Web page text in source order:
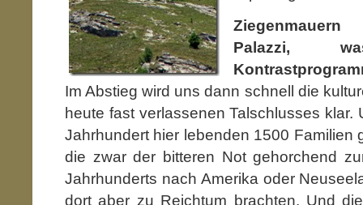
Palazzi,
Im Abstieg wird uns dann schnell die
heute fast verlassenen Talschlusses klar.
Jahrhundert hier lebenden 1500 Familien
die zwar der bitteren Not gehorchend
Jahrhunderts nach Amerika oder
dort aber zu Reichtum brachten. Und